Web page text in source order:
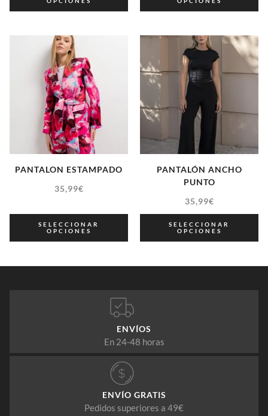
PANTALON ESTAMPADO
35,99€
SELECCIONAR
OPCIONES
PANTALÓN ANCHO
PUNTO
35,99€
SELECCIONAR
OPCIONES
ENVÍOS
En 24-48 horas
ENVÍO GRATIS
Pedidos superiores a 49€